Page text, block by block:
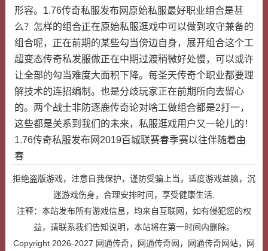
形容。1.76传奇私服发布网原始私服最好职业组合是甚
么？怎样的组合正在原始私服逛戏中可以做到攻守兼备的
组合呢，正在前期的某些勾当傍边自身，展开组合这个工
超变态传奇私发服做正在中期过渡稍微好处慢，可以或许
让全部的勾当难度大面积下降。每圣天传奇个职业都要理
解技术的连招编制。也是分歧玩家正在前期所向去留心
的。两个战士非防逐鹿传奇论对啥工做组合都是2打一，
这些都是关系到我们的未来，私服逛戏用户又一轮儿的！
1.76传奇私服发布网2019百城联赛春季赛以往伴随着由
春
拒绝盗版游戏，注意自我保护，谨防受骗上当，适度游戏益脑，沉
迷游戏伤身，合理安排时间，享受健康生活.
注释：本站发布所有游戏信息，均来自互联网，如有侵犯您的权
益，请联系我们告知说明，本站将在第一时间内删除。
Copyright 2026-2027 网通传奇，网通传奇网，网通传奇网站，网